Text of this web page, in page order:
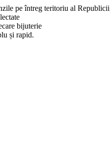
pe întreg teritoriu al
bijuterie
și rapid.